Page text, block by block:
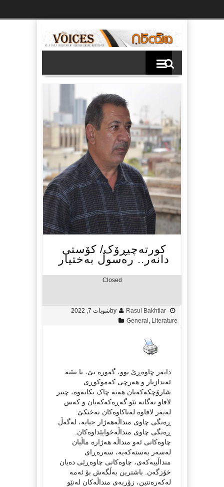
کورتەچیڕۆک/ کۆستی
دانەر.. رەسوڵ بەختیار
Closed
by Rasul Bakhtiar
شوبات 7, 2022
General Literature
دانەر چاوەڕێ بوو، گەورە بێ، تا ببێتە
ئەندازیار و هەرچی کەموکوڕی
شارۆچکەکەیان هەیە چاک بکاتەوە، چیتر
لافاو نەگاتە نێو گەڕەکەکەیان و کەس
لەبەر لافاوە لەناکاوەکان نەخنکێ.
ڕەنگی چاوی منداڵەهەژار جیایە، لەگەڵ
ڕەنگی چاوی منداڵەخواپێداوەکان.
چاوەکانی ئەو منداڵە هەژارە ماڵیان
لەسەر بەستەکەیە، سەرەڕای
منداڵییەکەی، چاوەکانی چاوەڕێی دەیان
خۆزگەن. باشترین بەڵگەش بۆ ئەمە
لەکەرەنتین، زۆربەی منداڵەکان لەنێو